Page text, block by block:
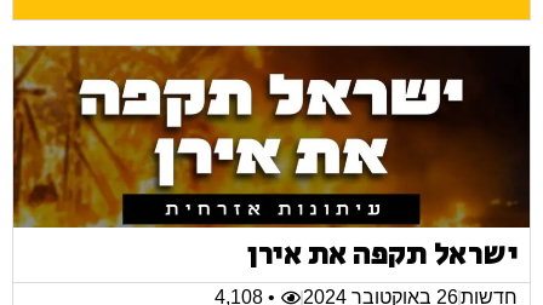
ישראל תקפה את אירן
חדשות26 באוקטובר 2024
• 4,108